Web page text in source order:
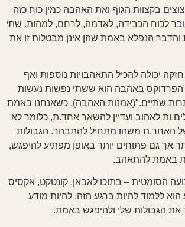
בקצוות הגוף ואת האהבה כמין כוח כזה
לכוח הכבידה, לאדמה, לרחם, למהות. שתי
והדבר הנפלא באמת שהן אינן מבטלות זו את
יכולה להכיל התאהבויות נוספות ואף
באהבה הוא ששתי נפשות נעשות
שתיים."(אמנות האהבה). כשאנחנו באמת
לאהוב ועדיין להשאר אחד.ת, כלומר לא
האחר.ת משהו מתחיל להתבהר. הגבולות
אך גם פתוחים יותר באופן מפתיע להיפגש,
באמת להתאהב.
הסומטית – בתוכו לאבאן, קונטקט, אקסיס
הוא ללמוד להיות ברגע הזה, להיות מודע
את הגבולות שלי ולהיפגש באמת.